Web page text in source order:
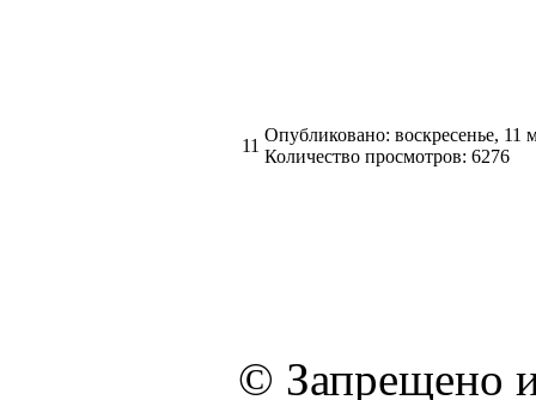
11
Опубликовано: воскресенье, 11
Количество просмотров: 6276
© Запрещено